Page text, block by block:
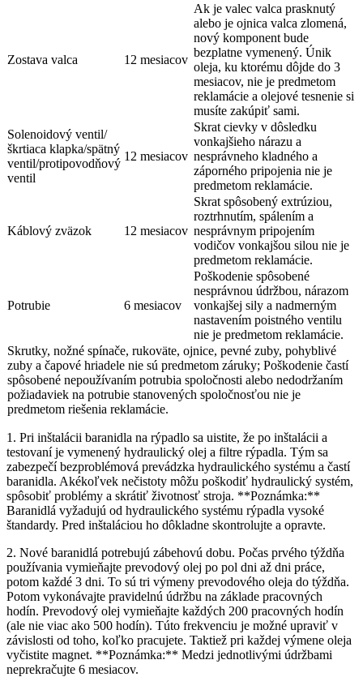
Zostava valca 12 mesiacov
Ak je valec valca prasknutý
alebo je ojnica valca zlomená,
nový komponent bude
bezplatne vymenený. Únik
oleja, ku ktorému dôjde do 3
mesiacov, nie je predmetom
reklamácie a olejové tesnenie si
musíte zakúpiť sami.
Solenoidový ventil/
škrtiaca klapka/spätný
ventil/protipovodňový
ventil
12 mesiacov
Skrat cievky v dôsledku
vonkajšieho nárazu a
nesprávneho kladného a
záporného pripojenia nie je
predmetom reklamácie.
Káblový zväzok 12 mesiacov
Skrat spôsobený extrúziou,
roztrhnutím, spálením a
nesprávnym pripojením
vodičov vonkajšou silou nie je
predmetom reklamácie.
Potrubie 6 mesiacov
Poškodenie spôsobené
nesprávnou údržbou, nárazom
vonkajšej sily a nadmerným
nastavením poistného ventilu
nie je predmetom reklamácie.
Skrutky, nožné spínače, rukoväte, ojnice, pevné zuby, pohyblivé
zuby a čapové hriadele nie sú predmetom záruky; Poškodenie častí
spôsobené nepoužívaním potrubia spoločnosti alebo nedodržaním
požiadaviek na potrubie stanovených spoločnosťou nie je
predmetom riešenia reklamácie.
1. Pri inštalácii baranidla na rýpadlo sa uistite, že po inštalácii a
testovaní je vymenený hydraulický olej a filtre rýpadla. Tým sa
zabezpečí bezproblémová prevádzka hydraulického systému a častí
baranidla. Akékoľvek nečistoty môžu poškodiť hydraulický systém,
spôsobiť problémy a skrátiť životnosť stroja. **Poznámka:**
Baranidlá vyžadujú od hydraulického systému rýpadla vysoké
štandardy. Pred inštaláciou ho dôkladne skontrolujte a opravte.
2. Nové baranidlá potrebujú zábehovú dobu. Počas prvého týždňa
používania vymieňajte prevodový olej po pol dni až dni práce,
potom každé 3 dni. To sú tri výmeny prevodového oleja do týždňa.
Potom vykonávajte pravidelnú údržbu na základe pracovných
hodín. Prevodový olej vymieňajte každých 200 pracovných hodín
(ale nie viac ako 500 hodín). Túto frekvenciu je možné upraviť v
závislosti od toho, koľko pracujete. Taktiež pri každej výmene oleja
vyčistite magnet. **Poznámka:** Medzi jednotlivými údržbami
neprekračujte 6 mesiacov.